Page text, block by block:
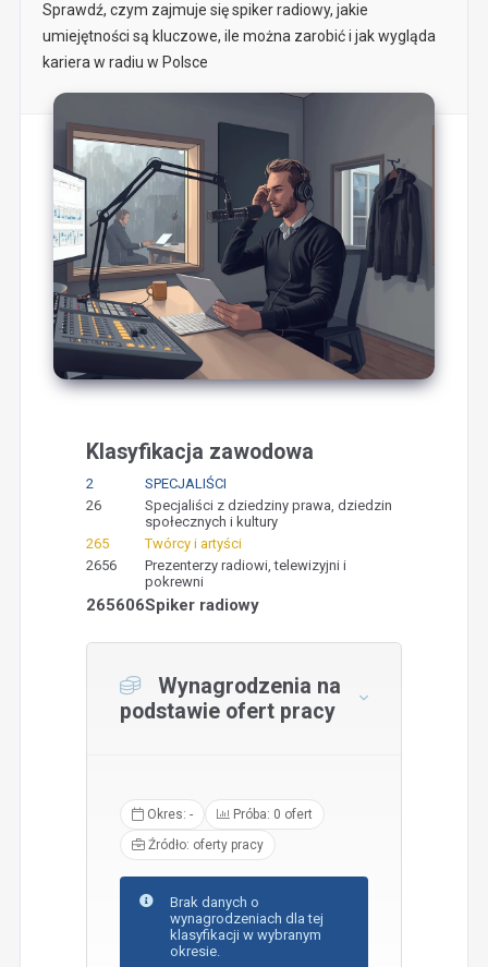
Sprawdź, czym zajmuje się spiker radiowy, jakie
umiejętności są kluczowe, ile można zarobić i jak wygląda
kariera w radiu w Polsce
Klasyfikacja zawodowa
2
SPECJALIŚCI
26
Specjaliści z dziedziny prawa, dziedzin
społecznych i kultury
265
Twórcy i artyści
2656
Prezenterzy radiowi, telewizyjni i
pokrewni
265606Spiker radiowy
Wynagrodzenia na
podstawie ofert pracy
Okres: -
Próba: 0 ofert
Źródło: oferty pracy
Brak danych o
wynagrodzeniach dla tej
klasyfikacji w wybranym
okresie.